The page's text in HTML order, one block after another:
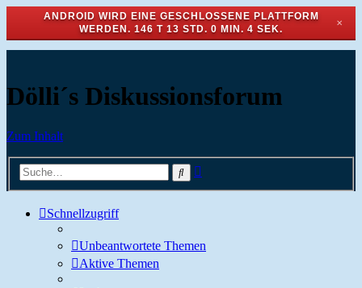
ANDROID WIRD EINE GESCHLOSSENE PLATTFORM
WERDEN. 146 T 13 STD. 0 MIN. 4 SEK.
✕
Dölli´s Diskussionsforum
Zum Inhalt
Suche
Schnellzugriff
Unbeantwortete Themen
Aktive Themen